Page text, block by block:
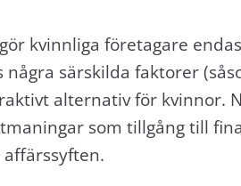
kvinnliga företagare
särskilda faktorer
alternativ för kvinnor.
som tillgång till